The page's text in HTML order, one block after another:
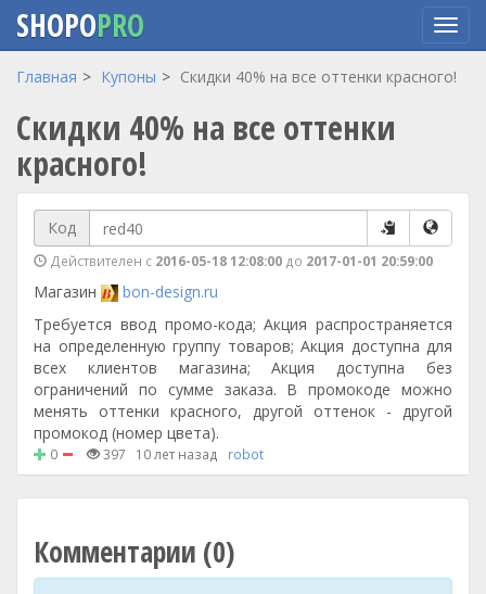
Перейти
основному
содержанию
SHOPOPRO
Главная Купоны Скидки 40% на все оттенки красного!
Скидки 40% на все оттенки
красного!
Код
Действителен с 2016-05-18 12:08:00 до 2017-01-01 20:59:00
Магазин
bon-design.ru
Требуется ввод промо-кода; Акция распространяется
на определенную группу товаров; Акция доступна для
всех клиентов магазина; Акция доступна без
ограничений по сумме заказа. В промокоде можно
менять оттенки красного, другой оттенок - другой
промокод (номер цвета).
0 397 10 лет назад robot
Комментарии (0)